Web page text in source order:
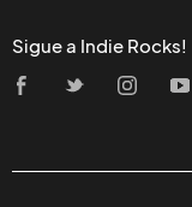
Sigue a Indie Rocks!